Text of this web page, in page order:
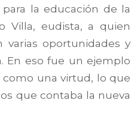
la educación de la
Villa, eudista, a quien
varias oportunidades y
En eso fue un ejemplo
una virtud, lo que
que contaba la nueva